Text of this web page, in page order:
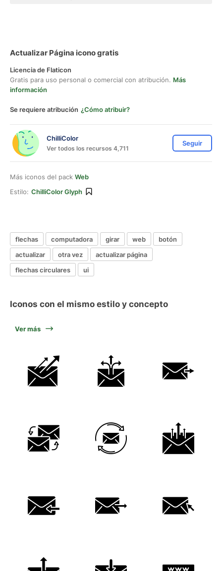
Actualizar Página icono gratis
Licencia de Flaticon
Gratis para uso personal o comercial con atribución. Más
información
Se requiere atribución ¿Cómo atribuir?
ChilliColor
Ver todos los recursos 4,711
Seguir
Más iconos del pack Web
Estilo: ChilliColor Glyph
flechas computadora girar web
botón
actualizar
otra vez
actualizar página
flechas circulares
ui
Iconos con el mismo estilo y concepto
Ver más